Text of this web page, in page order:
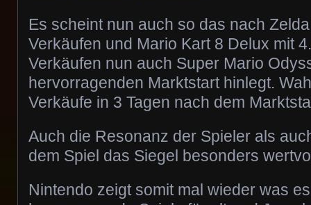
Es scheint nun auch so das nach
Verkäufen und Mario Kart 8 Delux mit
Verkäufen nun auch Super Mario
hervorragenden Marktstart hinlegt.
Verkäufe in 3 Tagen nach dem
Auch die Resonanz der Spieler als
dem Spiel das Siegel besonders
Nintendo zeigt somit mal wieder was